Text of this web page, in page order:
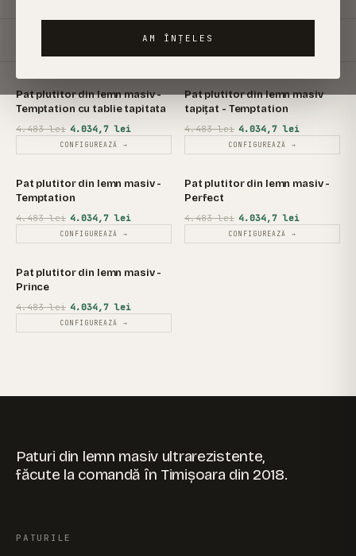
AM ÎNȚELES
SORTEAZĂ
REDUCERE
Pat plutitor din lemn masiv -
Temptation cu tablie tapitata
4.483 lei 4.034,7 lei
CONFIGUREAZĂ →
REDUCERE
Pat plutitor din lemn masiv
tapițat - Temptation
4.483 lei 4.034,7 lei
CONFIGUREAZĂ →
REDUCERE
Pat plutitor din lemn masiv -
Temptation
4.483 lei 4.034,7 lei
CONFIGUREAZĂ →
REDUCERE
Pat plutitor din lemn masiv -
Perfect
4.483 lei 4.034,7 lei
CONFIGUREAZĂ →
REDUCERE
Pat plutitor din lemn masiv -
Prince
4.483 lei 4.034,7 lei
CONFIGUREAZĂ →
Paturi din lemn masiv ultrarezistente,
făcute la comandă în Timișoara din 2018.
PATURILE